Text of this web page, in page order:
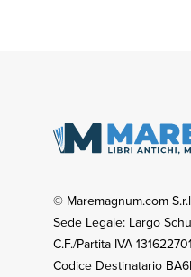
© Maremagnum.com
Sede Legale: Largo
C.F./Partita IVA
Codice Destinatario